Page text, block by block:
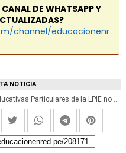
CANAL DE WHATSAPP Y
channel/educacionenr
NOTICIA
Instituciones Educativas Particulares de la LPIE no pueden acogerse al Régimen Mype Tributario del impuesto a la renta, informó la Superintendencia Nacional de Aduanas y de Administración Tributaria - SUNAT